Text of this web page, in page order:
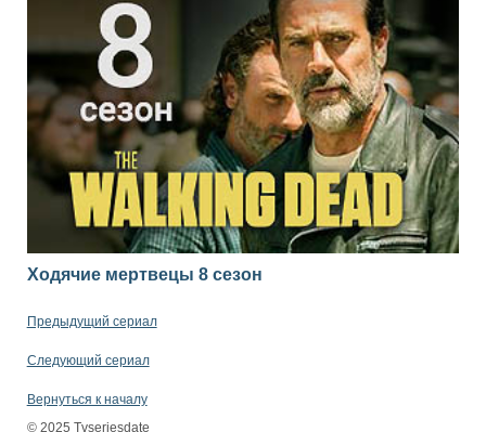
Ходячие мертвецы 8 сезон
Предыдущий сериал
Следующий сериал
Вернуться к началу
© 2025 Tvseriesdate